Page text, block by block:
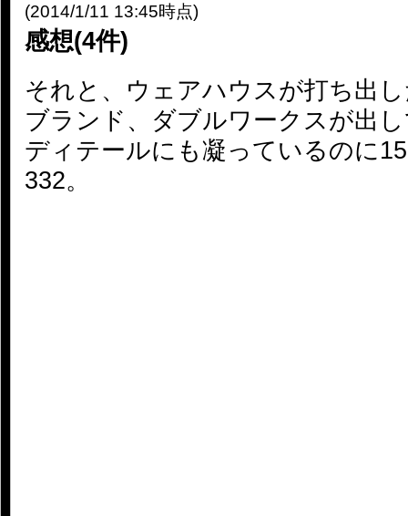
(2014/1/11 13:45時点)
感想(4件)
それと、ウェアハウスが打ち出
ブランド、ダブルワークスが出
ディテールにも凝っているのに
332。